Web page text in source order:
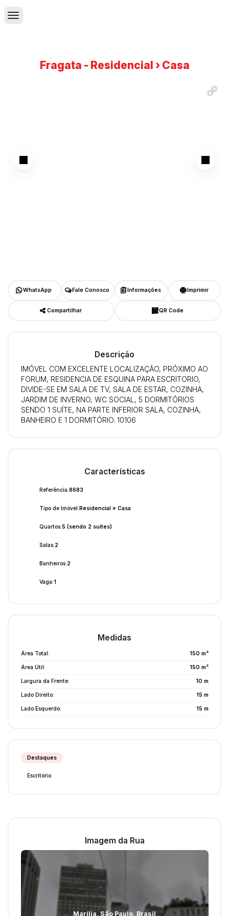
Fragata - Residencial › Casa
WhatsApp Fale Conosco Informações Imprimir
Compartilhar QR Code
Descrição
IMÓVEL COM EXCELENTE LOCALIZAÇÃO, PRÓXIMO AO
FORUM, RESIDENCIA DE ESQUINA PARA ESCRITORIO,
DIVIDE-SE EM SALA DE TV, SALA DE ESTAR, COZINHA,
JARDIM DE INVERNO, WC SOCIAL, 5 DORMITÓRIOS
SENDO 1 SUÍTE, NA PARTE INFERIOR SALA, COZINHA,
BANHEIRO E 1 DORMITÓRIO. 10106
Características
Referência:8683
Tipo de Imóvel:Residencial » Casa
Quartos:5 (sendo 2 suítes)
Salas:2
Banheiros:2
Vaga:1
Medidas
Área Total: 150 m²
Área Útil: 150 m²
Largura da Frente: 10 m
Lado Direito: 15 m
Lado Esquerdo: 15 m
Destaques
Escritório
Imagem da Rua
Marília, São Paulo, Brasil